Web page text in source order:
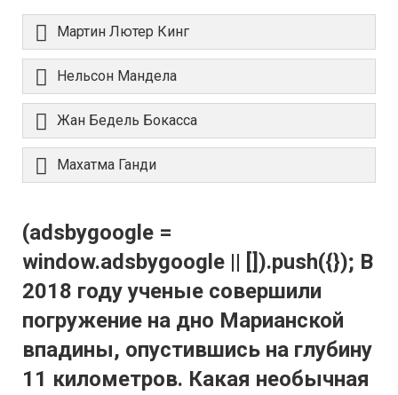
Мартин Лютер Кинг
Нельсон Мандела
Жан Бедель Бокасса
Махатма Ганди
(adsbygoogle =
window.adsbygoogle || []).push({}); В
2018 году ученые совершили
погружение на дно Марианской
впадины, опустившись на глубину
11 километров. Какая необычная